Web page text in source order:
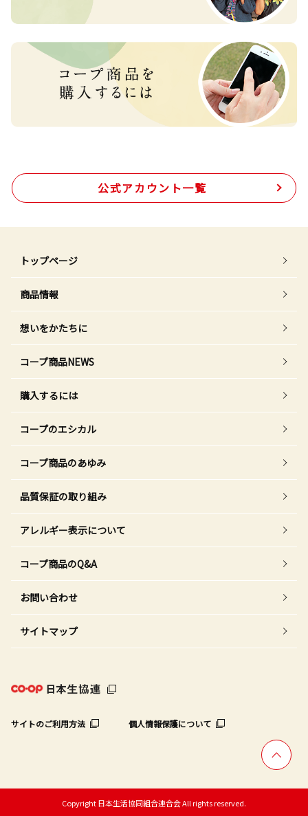
公式アカウント一覧
トップページ
商品情報
想いをかたちに
コープ商品NEWS
購入するには
コープのエシカル
コープ商品のあゆみ
品質保証の取り組み
アレルギー表示について
コープ商品のQ&A
お問い合わせ
サイトマップ
サイトのご利用方法 個人情報保護について
Copyright 日本生活協同組合連合会 All rights reserved.